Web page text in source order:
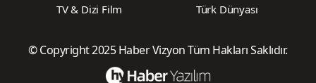
TV & Dizi Film
Türk Dünyası
© Copyright 2025 Haber Vizyon Tüm Hakları Saklıdır.